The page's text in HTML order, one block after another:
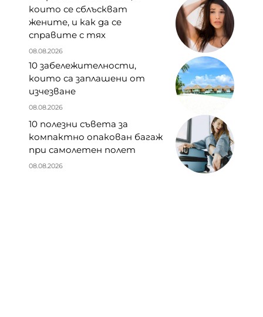
които се сблъскват
жените, и как да се
справите с тях
08.08.2026
10 забележителности,
които са заплашени от
изчезване
08.08.2026
10 полезни съвета за
компактно опакован багаж
при самолетен полет
08.08.2026